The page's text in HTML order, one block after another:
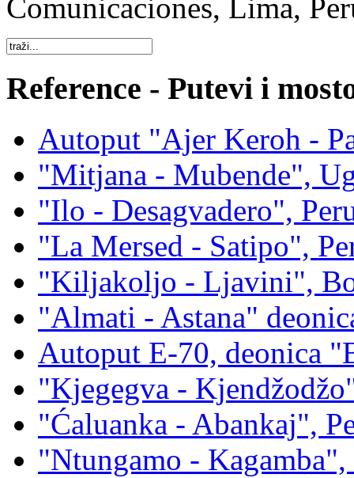
Comunicaciones, Lima,
Reference - Putevi i
Autoput "Ajer Keroh -
"Mitjana - Mubende",
"Ilo - Desagvadero",
"La Mersed - Satipo",
"Kiljakoljo - Ljavini",
"Almati - Astana"
Autoput E-70, deonica
"Kjegegva -
"Ćaluanka - Abankaj",
"Ntungamo - Kagamba",